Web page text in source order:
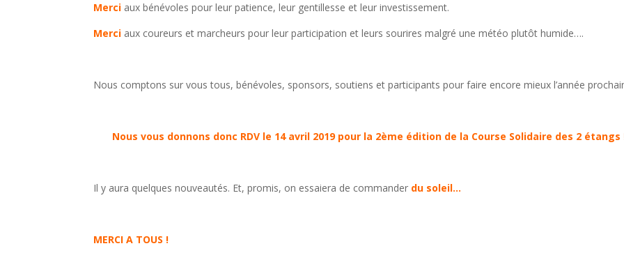
Merci aux bénévoles pour leur patience, leur gentillesse et leur investissement.
Merci aux coureurs et marcheurs pour leur participation et leurs sourires malgré une météo plutôt humide….
Nous comptons sur vous tous, bénévoles, sponsors, soutiens et participants pour faire encore mieux l’année
Nous vous donnons donc RDV le 14 avril 2019 pour la 2ème édition de la Course Solidaire des 2 étangs
Il y aura quelques nouveautés. Et, promis, on essaiera de commander du soleil…
MERCI A TOUS !